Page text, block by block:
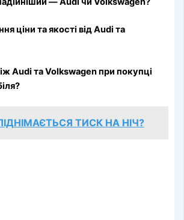
ціни та якості від Audi та
Audi та Volkswagen при покупці
ТИСК НА НІЧ?